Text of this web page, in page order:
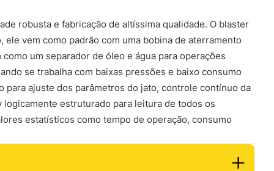
robusta e fabricação de altíssima qualidade. O blaster
vem como padrão com uma bobina de aterramento
um separador de óleo e água para operações
se trabalha com baixas pressões e baixo consumo
ajuste dos parâmetros do jato, controle contínuo da
estruturado para leitura de todos os
estatísticos como tempo de operação, consumo